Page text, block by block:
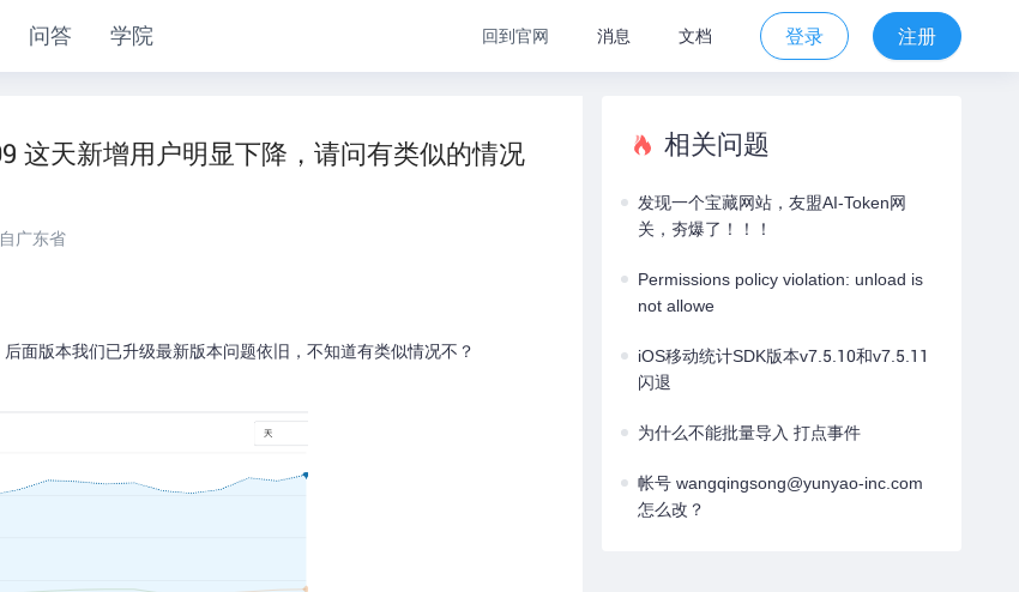
问答 学院 回到官网 消息 文档 登录 注册
这天新增用户明显下降，请问有类似的情况
广东省
面版本我们已升级最新版本问题依旧，不知道有类似情况不？
相关问题
发现一个宝藏网站，友盟AI-Token网
关，夯爆了！！！
Permissions policy violation: unload is
not allowe
iOS移动统计SDK版本v7.5.10和v7.5.11
闪退
为什么不能批量导入 打点事件
帐号 wangqingsong@yunyao-inc.com
怎么改？